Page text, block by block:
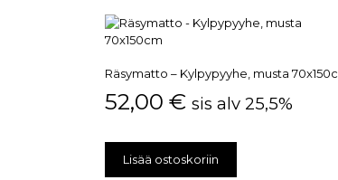
Räsymatto – Kylpypyyhe, musta
52,00€ sis alv 25,5%
Lisää ostoskoriin